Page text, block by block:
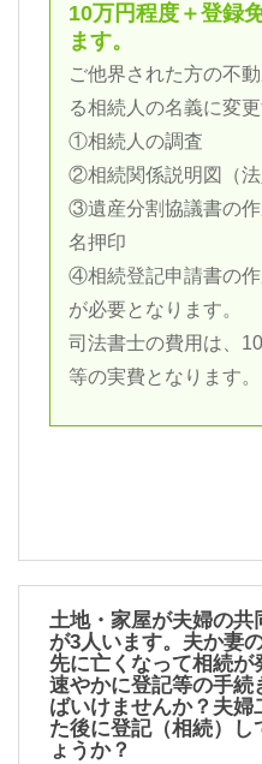
10万円程度＋登録
ます。
ご他界された方の不
る相続人の名義に変更
①相続人の調査
②相続関係説明図（
③遺産分割協議書の
名押印
④相続登記申請書の
が必要となります。
司法書士の費用は、
等の実費となります。
土地・家屋が夫婦の共
が3人います。夫か妻
先に亡くなって相続が
速やかに登記等の手続
ばいけませんか？夫婦
た後に登記（相続）し
ょうか？